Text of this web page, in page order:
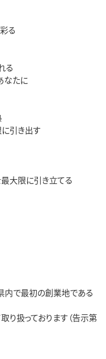
る
る
なたに
引き出す
大限に引き立てる
内で最初の創業地である
り扱っております（告示第